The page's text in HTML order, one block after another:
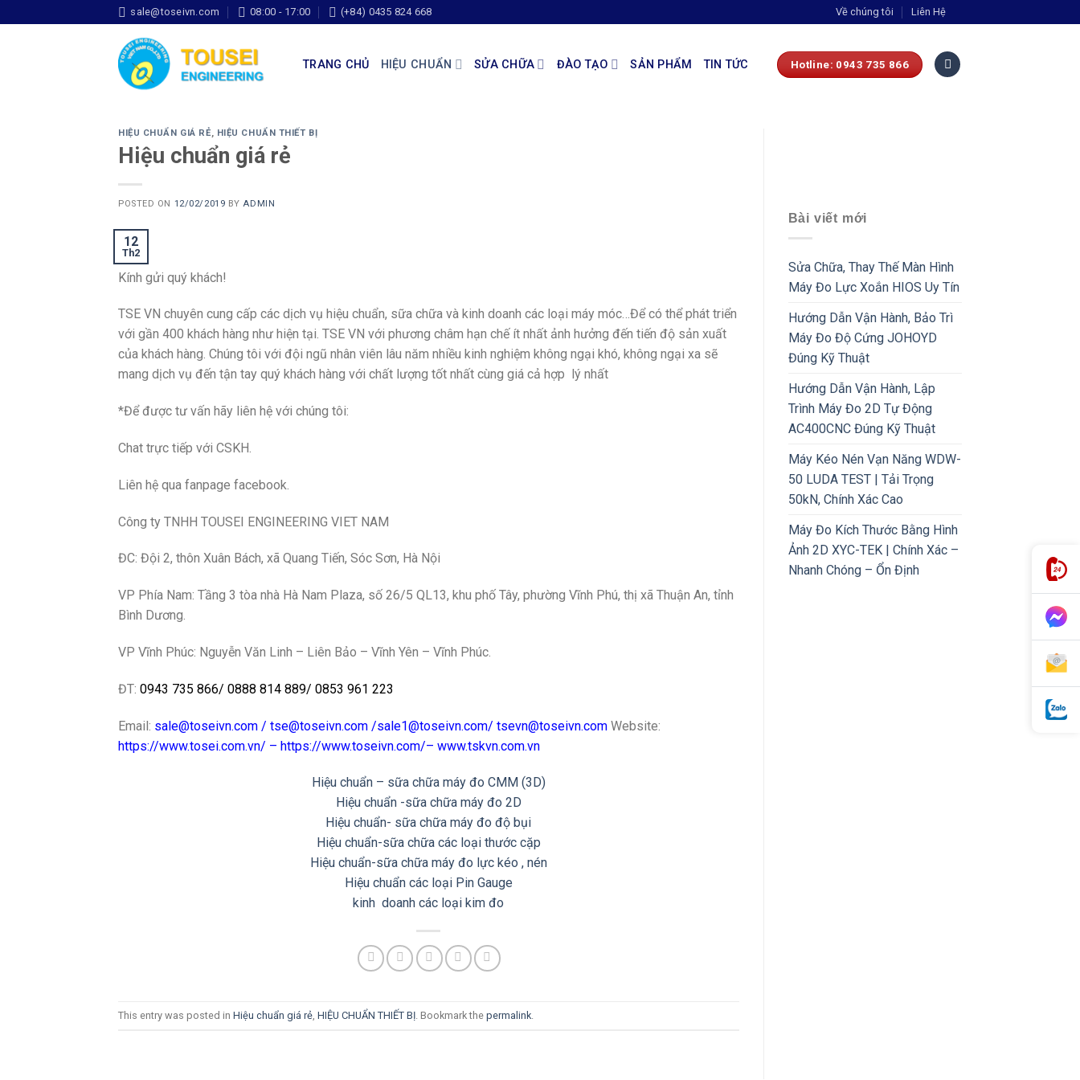
sale@toseivn.com 08:00 - 17:00 (+84) 0435 824 668 Về chúng tôi Liên Hệ
TRANG CHỦ HIỆU CHUẨN SỬA CHỮA ĐÀO TẠO SẢN PHẨM TIN TỨC Hotline: 0943 735 866
HIỆU CHUẨN GIÁ RẺ, HIỆU CHUẨN THIẾT BỊ
Hiệu chuẩn giá rẻ
POSTED ON 12/02/2019 BY ADMIN
12
Th2
Kính gửi quý khách!
TSE VN chuyên cung cấp các dịch vụ hiệu chuẩn, sữa chữa và kinh doanh các loại máy móc…Để có thể phát triển
với gần 400 khách hàng như hiện tại. TSE VN với phương châm hạn chế ít nhất ảnh hưởng đến tiến độ sản xuất
của khách hàng. Chúng tôi với đội ngũ nhân viên lâu năm nhiều kinh nghiệm không ngại khó, không ngại xa sẽ
mang dịch vụ đến tận tay quý khách hàng với chất lượng tốt nhất cùng giá cả hợp lý nhất
*Để được tư vấn hãy liên hệ với chúng tôi:
Chat trực tiếp với CSKH.
Liên hệ qua fanpage facebook.
Công ty TNHH TOUSEI ENGINEERING VIET NAM
ĐC: Đội 2, thôn Xuân Bách, xã Quang Tiến, Sóc Sơn, Hà Nội
VP Phía Nam: Tầng 3 tòa nhà Hà Nam Plaza, số 26/5 QL13, khu phố Tây, phường Vĩnh Phú, thị xã Thuận An, tỉnh
Bình Dương.
VP Vĩnh Phúc: Nguyễn Văn Linh – Liên Bảo – Vĩnh Yên – Vĩnh Phúc.
ĐT: 0943 735 866/ 0888 814 889/ 0853 961 223
Email: sale@toseivn.com / tse@toseivn.com /sale1@toseivn.com/ tsevn@toseivn.com Website:
https://www.tosei.com.vn/ – https://www.toseivn.com/– www.tskvn.com.vn
Hiệu chuẩn – sữa chữa máy đo CMM (3D)
Hiệu chuẩn -sữa chữa máy đo 2D
Hiệu chuẩn- sữa chữa máy đo độ bụi
Hiệu chuẩn-sữa chữa các loại thước cặp
Hiệu chuẩn-sữa chữa máy đo lực kéo , nén
Hiệu chuẩn các loại Pin Gauge
kinh doanh các loại kim đo
This entry was posted in Hiệu chuẩn giá rẻ HIỆU CHUẨN THIẾT BỊ . Bookmark the permalink
Bài viết mới
Sửa Chữa, Thay Thế Màn Hình
Máy Đo Lực Xoắn HIOS Uy Tín
Hướng Dẫn Vận Hành, Bảo Trì
Máy Đo Độ Cứng JOHOYD
Đúng Kỹ Thuật
Hướng Dẫn Vận Hành, Lập
Trình Máy Đo 2D Tự Động
AC400CNC Đúng Kỹ Thuật
Máy Kéo Nén Vạn Năng WDW-
50 LUDA TEST | Tải Trọng
50kN, Chính Xác Cao
Máy Đo Kích Thước Bằng Hình
Ảnh 2D XYC-TEK | Chính Xác –
Nhanh Chóng – Ổn Định